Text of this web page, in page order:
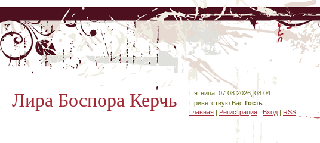
Лира Боспора Керчь
Пятница, 07.08.2026, 08:04
Приветствую Вас Гость
Главная | Регистрация |Вход | RSS